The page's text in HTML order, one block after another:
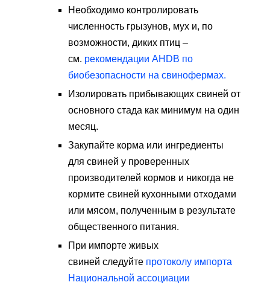
Необходимо контролировать
численность грызунов, мух и, по
возможности, диких птиц –
см. рекомендации AHDB по
биобезопасности на свинофермах.
Изолировать прибывающих свиней от
основного стада как минимум на один
месяц.
Закупайте корма или ингредиенты
для свиней у проверенных
производителей кормов и никогда не
кормите свиней кухонными отходами
или мясом, полученным в результате
общественного питания.
При импорте живых
свиней следуйте протоколу импорта
Национальной ассоциации